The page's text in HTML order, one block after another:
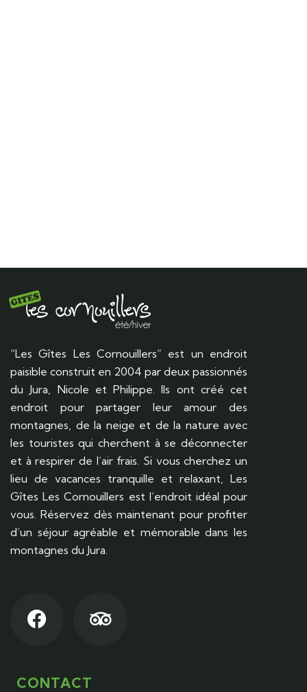
“Les Gîtes Les Cornouillers” est un endroit
paisible construit en 2004 par deux passionnés
du Jura, Nicole et Philippe. Ils ont créé cet
endroit pour partager leur amour des
montagnes, de la neige et de la nature avec
les touristes qui cherchent à se déconnecter
et à respirer de l’air frais. Si vous cherchez un
lieu de vacances tranquille et relaxant, Les
Gîtes Les Cornouillers est l’endroit idéal pour
vous. Réservez dès maintenant pour profiter
d’un séjour agréable et mémorable dans les
montagnes du Jura.
CONTACT